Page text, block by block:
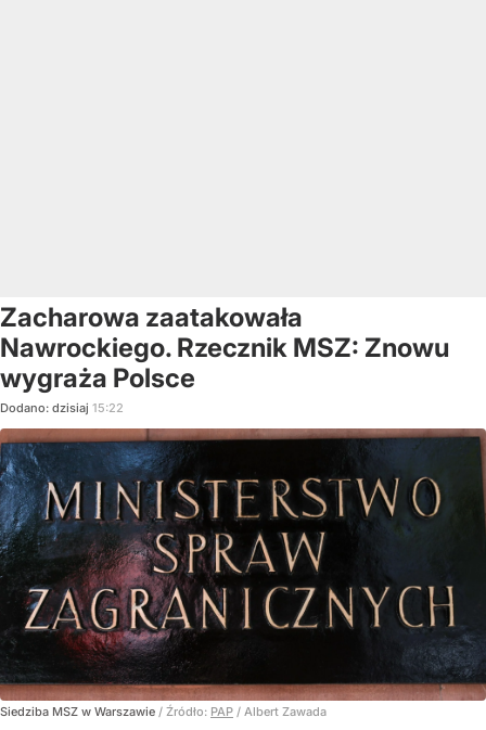
Zacharowa zaatakowała
Nawrockiego. Rzecznik MSZ: Znowu
wygraża Polsce
Dodano: dzisiaj 15:22
Siedziba MSZ w Warszawie / Źródło: PAP / Albert Zawada